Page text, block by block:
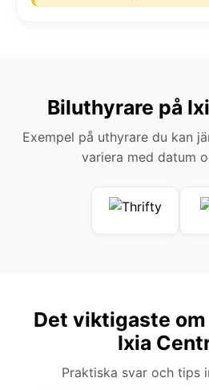
Biluthyrare på
Exempel på uthyrare du kan
variera med datum
Det viktigaste
Ixia
Praktiska svar och tips